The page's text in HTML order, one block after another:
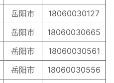
岳阳市
18060030127
岳阳市
18060030665
岳阳市
18060030561
岳阳市
18060030556